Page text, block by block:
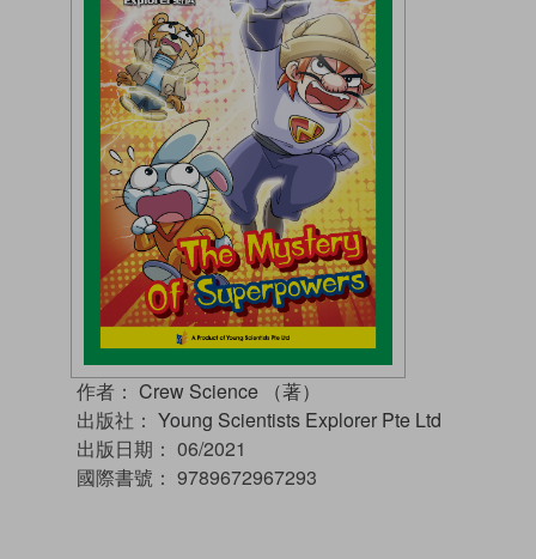
作者： Crew Science （著）
出版社： Young Scientists Explorer Pte Ltd
出版日期： 06/2021
國際書號： 9789672967293